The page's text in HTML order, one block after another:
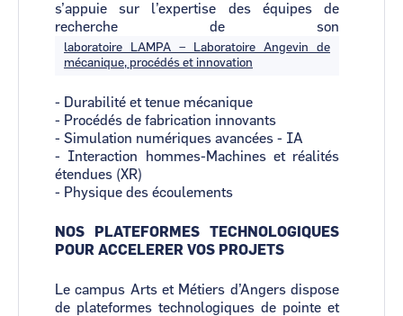
s’appuie sur l’expertise des équipes de
recherche de son
laboratoire LAMPA – Laboratoire Angevin de
mécanique, procédés et innovation
- Durabilité et tenue mécanique
- Procédés de fabrication innovants
- Simulation numériques avancées - IA
- Interaction hommes-Machines et réalités
étendues (XR)
- Physique des écoulements
NOS PLATEFORMES TECHNOLOGIQUES
POUR ACCELERER VOS PROJETS
Le campus Arts et Métiers d’Angers dispose
de plateformes technologiques de pointe et